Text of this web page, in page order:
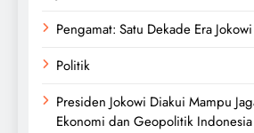
Pengamat: Satu Dekade Era Jokowi
Politik
Presiden Jokowi Diakui Mampu
Ekonomi dan Geopolitik